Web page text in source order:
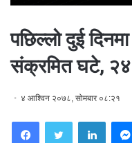
पछिल्लो दुई
संक्रमित घटे, २४
४ आश्विन २०७८, सोमबार ०८:२१